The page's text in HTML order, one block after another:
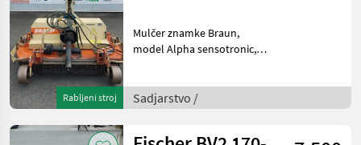
Rabljeni stroj
Mulčer znamke Braun,
model Alpha sensotronic, iz
širino 165–220 cm. Do sedaj
je bil v uporabi približno
Sadjarstvo /